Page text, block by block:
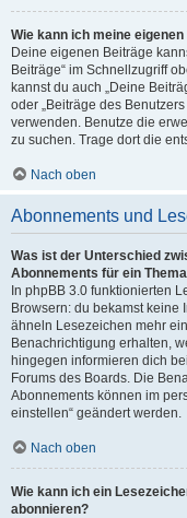
Wie kann ich meine
Deine eigenen Beiträge
Beiträge“ im Schnellzugriff
kannst du auch „Deine
oder „Beiträge des
verwenden. Benutze die
zu suchen. Trage dort die
Nach oben
Abonnements und
Was ist der Unterschied
Abonnements für ein
In phpBB 3.0 funktionierten
Browsern: du bekamst keine
ähneln Lesezeichen mehr
Benachrichtigung erhalten,
hingegen informieren dich
Forums des Boards. Die
Abonnements können im
einstellen“ geändert werden.
Nach oben
Wie kann ich ein
abonnieren?